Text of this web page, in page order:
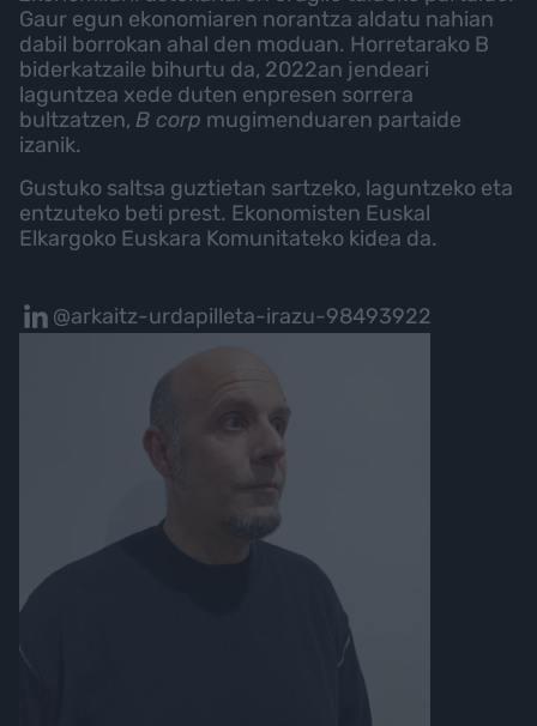
Gaur egun ekonomiaren norantza aldatu nahian
dabil borrokan ahal den moduan. Horretarako B
biderkatzaile bihurtu da, 2022an jendeari
laguntzea xede duten enpresen sorrera
bultzatzen, B corp mugimenduaren partaide
izanik.
Gustuko saltsa guztietan sartzeko, laguntzeko eta
entzuteko beti prest. Ekonomisten Euskal
Elkargoko Euskara Komunitateko kidea da.
@arkaitz-urdapilleta-irazu-98493922